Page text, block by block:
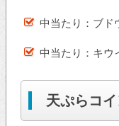
中当たり：ブド
中当たり：キウ
天ぷらコ